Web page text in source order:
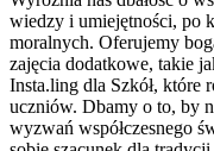
wiedzy i umiejętności, po
moralnych. Oferujemy
zajęcia dodatkowe, takie
Insta.ling dla Szkół, które
uczniów. Dbamy o to, by
wyzwań współczesnego